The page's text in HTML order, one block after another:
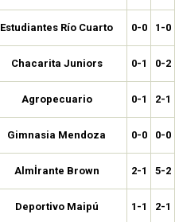
Estudiantes Río Cuarto 0-0 1-0
Chacarita Juniors 0-1 0-2
Agropecuario 0-1 2-1
Gimnasia Mendoza 0-0 0-0
Almİrante Brown 2-1 5-2
Deportivo Maipú 1-1 2-1